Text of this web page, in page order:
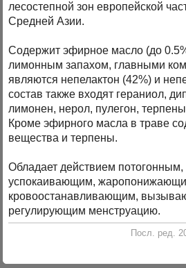
лесостепной зон европейской
Средней Азии.
Содержит эфирное масло (до
лимонным запахом, главными
являются непелактон (42%) и
состав также входят гераниол,
лимонен, нерол, пулегон,
Кроме эфирного масла в траве
вещества и терпены.
Обладает действием
успокаивающим,
кровоостанавливающим,
регулирующим менструацию.
Посл. ред.